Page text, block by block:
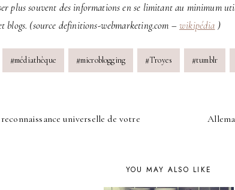
plus souvent des informations en se limitant au minimum
blogs. (source definitions-webmarketing.com –wikipédia )
#médiathèque #microblogging #Troyes #tumblr
universelle de votre
YOU MAY ALSO LIKE